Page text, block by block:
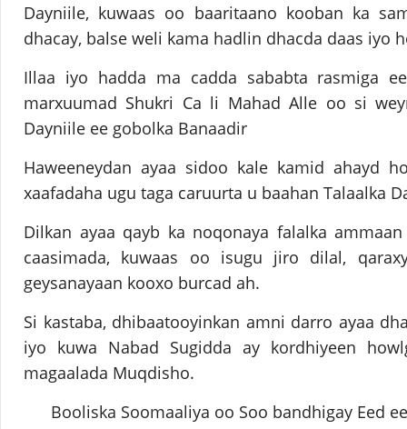
Dayniile, kuwaas oo baaritaano kooban ka
dhacay, balse weli kama hadlin dhacda daas iyo
Illaa iyo hadda ma cadda sababta rasmiga
marxuumad Shukri Ca li Mahad Alle oo si
Dayniile ee gobolka Banaadir
Haweeneydan ayaa sidoo kale kamid ahayd
xaafadaha ugu taga caruurta u baahan Talaalka
Dilkan ayaa qayb ka noqonaya falalka
caasimada, kuwaas oo isugu jiro dilal,
geysanayaan kooxo burcad ah.
Si kastaba, dhibaatooyinkan amni darro ayaa
iyo kuwa Nabad Sugidda ay kordhiyeen
magaalada Muqdisho.
Booliska Soomaaliya oo Soo bandhigay Eed